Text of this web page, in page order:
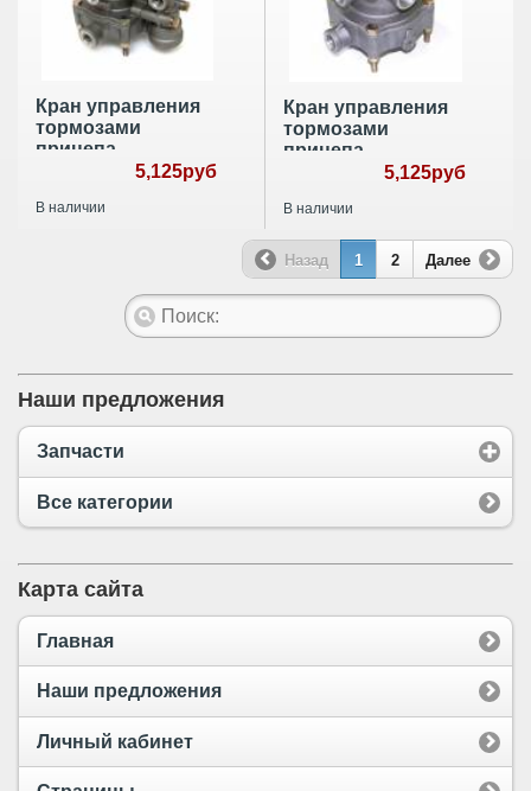
Кран управления
тормозами
прицепа
97300252005,125руб
В наличии
Кран управления
тормозами
прицепа
97300200005,125руб
В наличии
Назад 1 2 Далее
Наши предложения
Запчасти
Все категории
Карта сайта
Главная
Наши предложения
Личный кабинет